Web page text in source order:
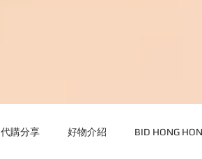
代購分享 好物介紹 BID HONG